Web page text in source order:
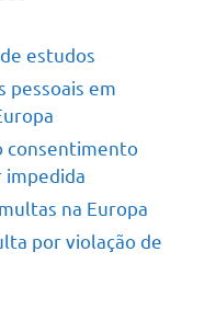
estudos
pessoais em
consentimento
impedida
na Europa
por violação de